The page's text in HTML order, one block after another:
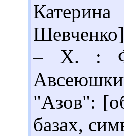
– Х. :
"Азов":
базах,